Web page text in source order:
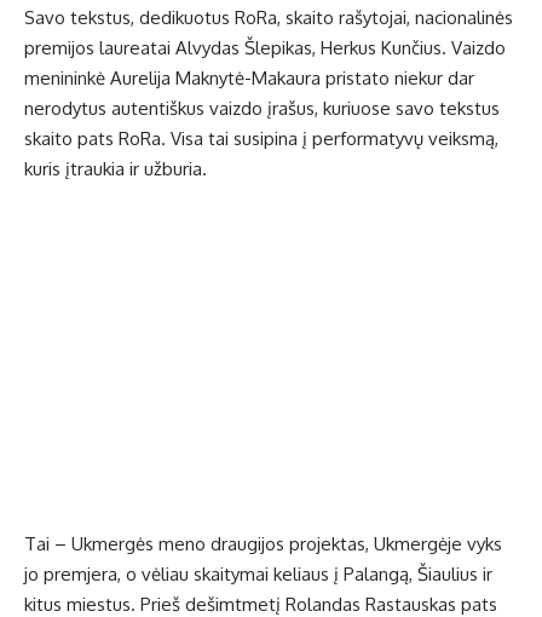
Savo tekstus, dedikuotus RoRa, skaito rašytojai, nacionalinės
premijos laureatai Alvydas Šlepikas, Herkus Kunčius. Vaizdo
menininkė Aurelija Maknytė-Makaura pristato niekur dar
nerodytus autentiškus vaizdo įrašus, kuriuose savo tekstus
skaito pats RoRa. Visa tai susipina į performatyvų veiksmą,
kuris įtraukia ir užburia.
Tai – Ukmergės meno draugijos projektas, Ukmergėje vyks
jo premjera, o vėliau skaitymai keliaus į Palangą, Šiaulius ir
kitus miestus. Prieš dešimtmetį Rolandas Rastauskas pats